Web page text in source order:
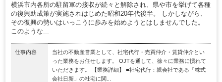
横浜市内各所の駐留軍の接収が続々と解除され、県や市を挙げて各種
の復興助成策が実施されはじめた昭和20年代後半。 しかしながら、
その復興の勢いはいっこうに歩みを始めようとはしませんでした。
このような...
仕事内容
当社の不動産営業として、社宅代行・売買仲介・賃貸仲介とい
った業務をお任せします。 OJTを通して、徐々に業務に慣れて
いただきます。 【業務詳細】 ■社宅代行：親会社である「株式
会社日新」の社宅に関...